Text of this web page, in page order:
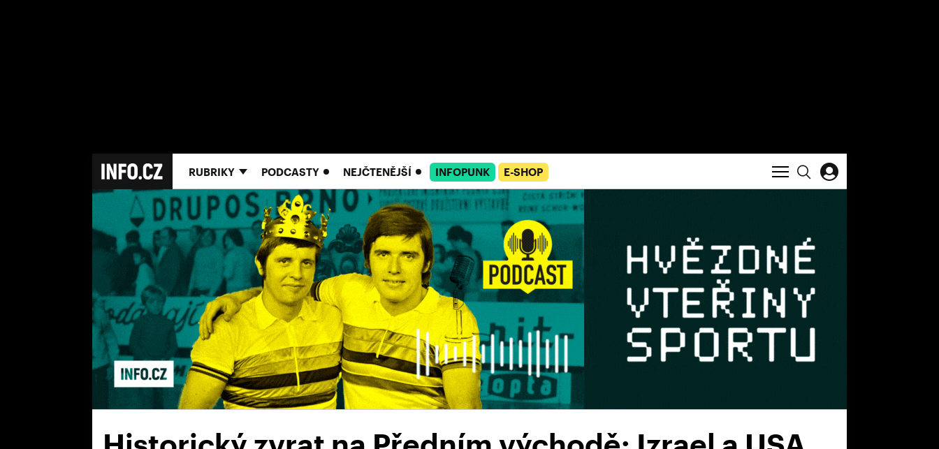
RUBRIKY PODCASTY NEJČTENĚJŠÍ INFOPUNK E-SHOP